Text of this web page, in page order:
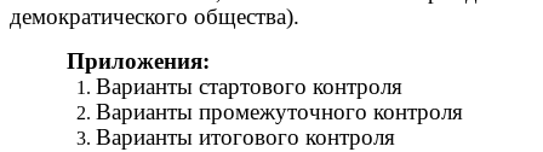
демократического общества).
Приложения:
Варианты стартового контроля
Варианты промежуточного контроля
Варианты итогового контроля